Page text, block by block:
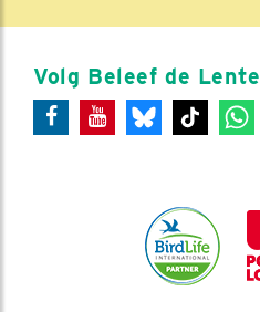
Volg Beleef de Lente